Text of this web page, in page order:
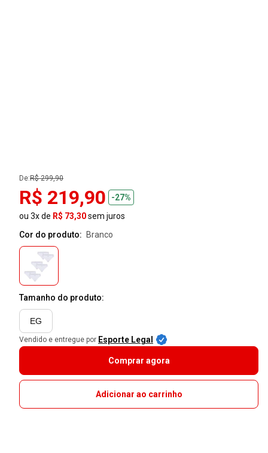
De:R$ 299,90
R$ 219,90
-27%
ou 3x de R$ 73,30sem juros
Cor do produto:
branco
Tamanho do produto:
EG
Vendido e entregue por Esporte Legal
Comprar agora
Adicionar ao carrinho